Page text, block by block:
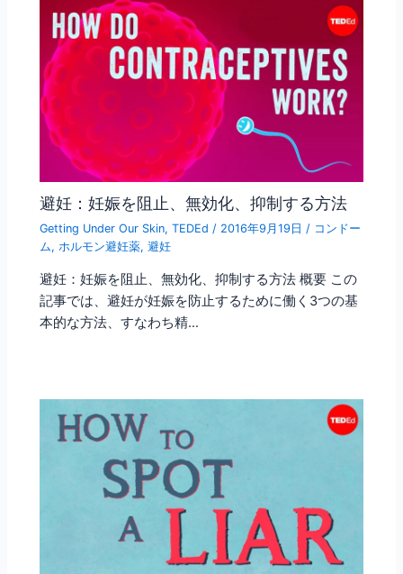
避妊：妊娠を阻止、無効化、抑制する方法
Getting Under Our Skin,TEDEd / 2016年9月19日 / コンドー
ム, ホルモン避妊薬,避妊
避妊：妊娠を阻止、無効化、抑制する方法 概要 この
記事では、避妊が妊娠を防止するために働く3つの基
本的な方法、すなわち精…